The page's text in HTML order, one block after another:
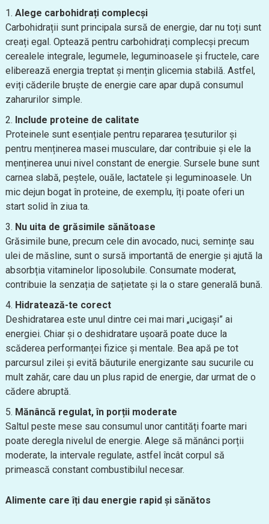
Alege carbohidrați complecși
Carbohidrații sunt principala sursă de energie, dar nu toți sunt
creați egal. Optează pentru carbohidrați complecși precum
cerealele integrale, legumele, leguminoasele și fructele, care
eliberează energia treptat și mențin glicemia stabilă. Astfel,
eviți căderile bruște de energie care apar după consumul
zaharurilor simple.
Include proteine de calitate
Proteinele sunt esențiale pentru repararea țesuturilor și
pentru menținerea masei musculare, dar contribuie și ele la
menținerea unui nivel constant de energie. Sursele bune sunt
carnea slabă, peștele, ouăle, lactatele și leguminoasele. Un
mic dejun bogat în proteine, de exemplu, îți poate oferi un
start solid în ziua ta.
Nu uita de grăsimile sănătoase
Grăsimile bune, precum cele din avocado, nuci, semințe sau
ulei de măsline, sunt o sursă importantă de energie și ajută la
absorbția vitaminelor liposolubile. Consumate moderat,
contribuie la senzația de sațietate și la o stare generală bună.
Hidratează-te corect
Deshidratarea este unul dintre cei mai mari „ucigași” ai
energiei. Chiar și o deshidratare ușoară poate duce la
scăderea performanței fizice și mentale. Bea apă pe tot
parcursul zilei și evită băuturile energizante sau sucurile cu
mult zahăr, care dau un plus rapid de energie, dar urmat de o
cădere abruptă.
Mănâncă regulat, în porții moderate
Saltul peste mese sau consumul unor cantități foarte mari
poate deregla nivelul de energie. Alege să mănânci porții
moderate, la intervale regulate, astfel încât corpul să
primească constant combustibilul necesar.
Alimente care îți dau energie rapid și sănătos